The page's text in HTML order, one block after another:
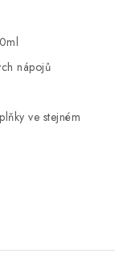
nápojů
ve stejném